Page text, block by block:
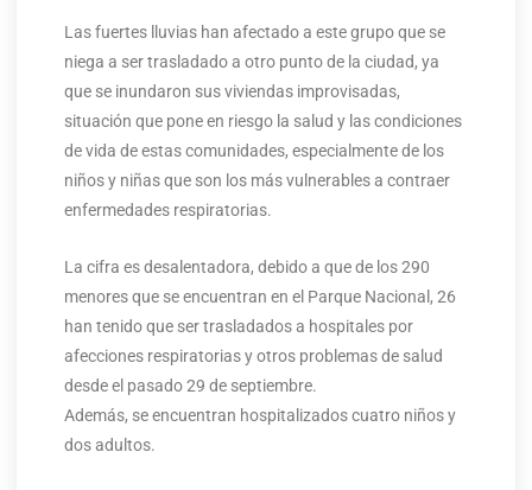
Las fuertes lluvias han afectado a este grupo que se
niega a ser trasladado a otro punto de la ciudad, ya
que se inundaron sus viviendas improvisadas,
situación que pone en riesgo la salud y las condiciones
de vida de estas comunidades, especialmente de los
niños y niñas que son los más vulnerables a contraer
enfermedades respiratorias.
La cifra es desalentadora, debido a que de los 290
menores que se encuentran en el Parque Nacional, 26
han tenido que ser trasladados a hospitales por
afecciones respiratorias y otros problemas de salud
desde el pasado 29 de septiembre.
Además, se encuentran hospitalizados cuatro niños y
dos adultos.